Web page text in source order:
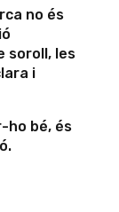
no és
soroll, les
i
ho bé, és